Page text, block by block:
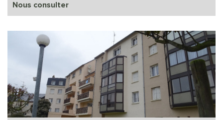
Nous consulter